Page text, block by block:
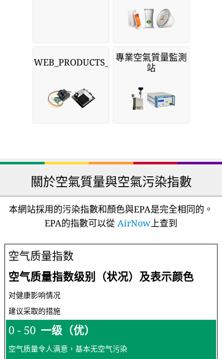
WEB_PRODUCTS_SENSORS專業空氣質量監測
站
關於空氣質量與空氣污染指數
本網站採用的污染指數和顏色與EPA是完全相同的。
EPA的指數可以從 AirNow上查到
空气质量指数
空气质量指数级别（状况）及表示颜色
对健康影响情况
建议采取的措施
0 - 50 一级（优）
空气质量令人满意，基本无空气污染